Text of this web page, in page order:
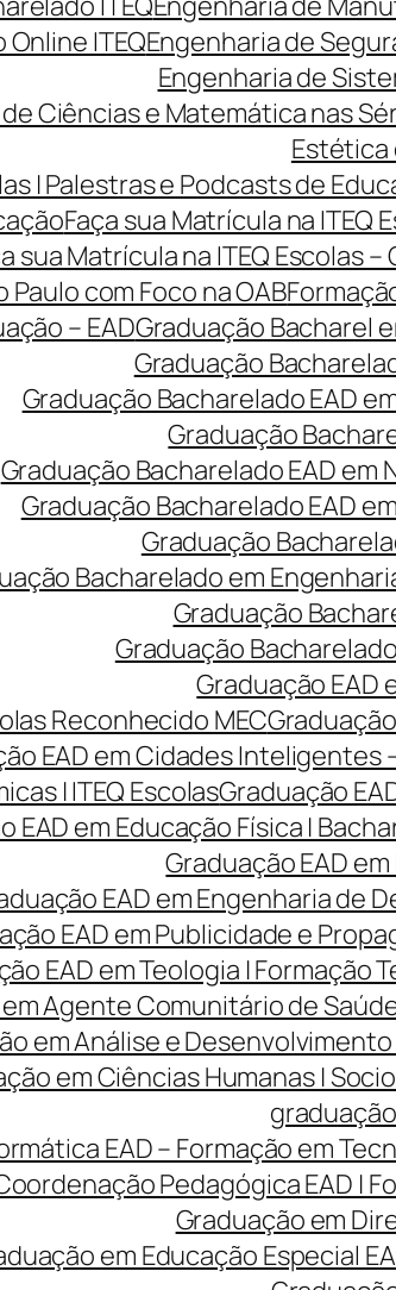
ITEQEngenharia de
Engenharia de
Ciências e Matemática nas
Estética
| Palestras e Podcasts de
Faça sua Matrícula na ITEQ
sua Matrícula na ITEQ Escolas
com Foco na OAB
– EADGraduação Bacharel
Graduação
Graduação Bacharelado EAD
Graduação
Graduação Bacharelado EAD
Graduação Bacharelado EAD
Graduação
Bacharelado em
Graduação
Graduação
Graduação EAD
Reconhecido MEC
EAD em Cidades Inteligentes
| ITEQ EscolasGraduação
EAD em Educação Física |
Graduação EAD
EAD em Engenharia de
EAD em Publicidade e
EAD em Teologia |
Agente Comunitário de
em Análise e Desenvolvimento
em Ciências Humanas |
EAD – Formação em
Pedagógica EAD |
Graduação em
em Educação Especial